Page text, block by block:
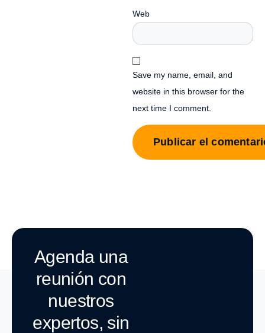
Web
Save my name, email, and
website in this browser for the
next time I comment.
Agenda una
reunión con
nuestros
expertos, sin